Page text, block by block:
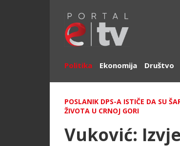
Politika Ekonomija Društvo
POSLANIK DPS-A ISTIČE DA SU
ŽIVOTA U CRNOJ GORI
Vuković: